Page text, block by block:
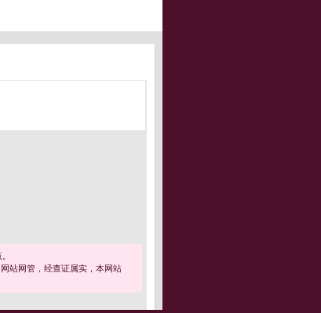
站网管，经查证属实，本网站